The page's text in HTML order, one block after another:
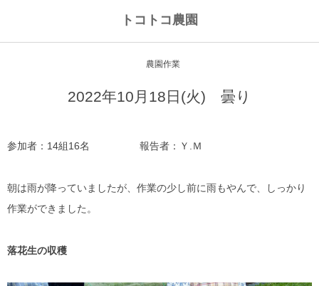
トコトコ農園
農園作業
2022年10月18日(火) 曇り
参加者：14組16名 報告者：Ｙ.Ｍ
朝は雨が降っていましたが、作業の少し前に雨もやんで、しっかり
作業ができました。
落花生の収穫